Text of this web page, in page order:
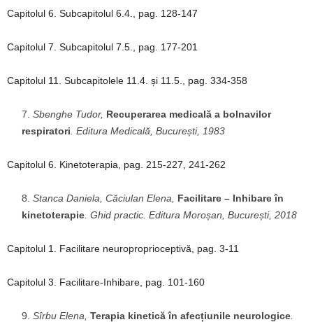
Capitolul 6. Subcapitolul 6.4., pag. 128-147
Capitolul 7. Subcapitolul 7.5., pag. 177-201
Capitolul 11. Subcapitolele 11.4. și 11.5., pag. 334-358
Sbenghe Tudor, Recuperarea medicală a bolnavilor
respiratori . Editura Medicală, București, 1983
Capitolul 6. Kinetoterapia, pag. 215-227, 241-262
Stanca Daniela, Căciulan Elena, Facilitare – Inhibare în
kinetoterapie . Ghid practic. Editura Moroșan, București, 2018
Capitolul 1. Facilitare neuroproprioceptivă, pag. 3-11
Capitolul 3. Facilitare-Inhibare, pag. 101-160
Sîrbu Elena, Terapia kinetică în afecțiunile neurologice